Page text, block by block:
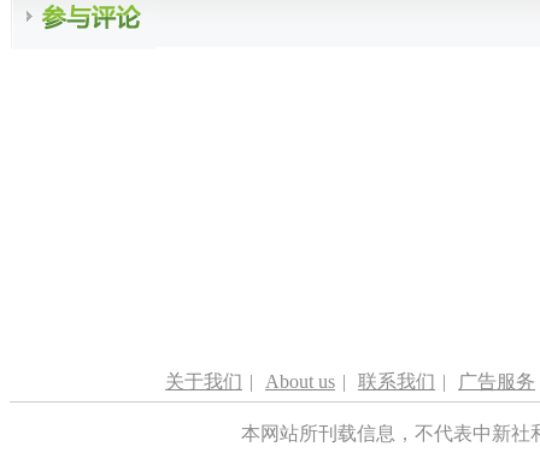
关于我们 | About us | 联系我们 | 广告服务
本网站所刊载信息，不代表中新